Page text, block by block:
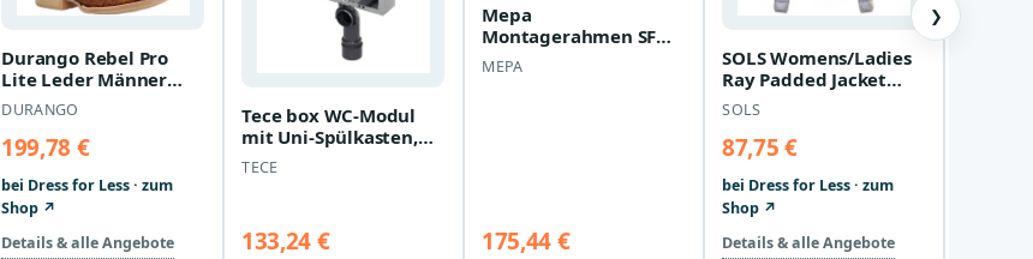
Durango Rebel Pro
Lite Leder Männer
rustikalen Tan Stiefel
DURANGO
199,78 €
bei Dress for Less · zum
Shop ↗
Details & alle Angebote
Tece box WC-Modul
mit Uni-Spülkasten,
Bauhöhe 1060 mm,
9370300 9370300
TECE
133,24 €
Mepa
Montagerahmen SF
Rechteck,
Duschwannen SF Stahl
MEPA
175,44 €
SOLS Womens/Ladies
Ray Padded Jacket
(Metallgrau)
SOLS
87,75 €
bei Dress for Less · zum
Shop ↗
Details & alle Angebote
❯